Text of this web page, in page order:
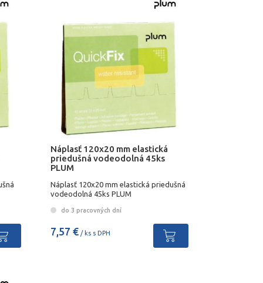
Náplasť 120x20 mm elastická
priedušná vodeodolná 45ks
PLUM
Náplasť 120x20 mm elastická priedušná
vodeodolná 45ks PLUM
do 3 pracovných dní
7,57 €/ ks s DPH